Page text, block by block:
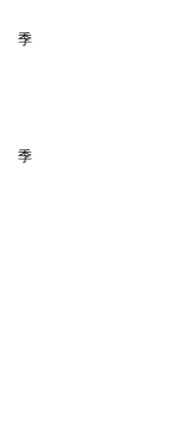
季
季